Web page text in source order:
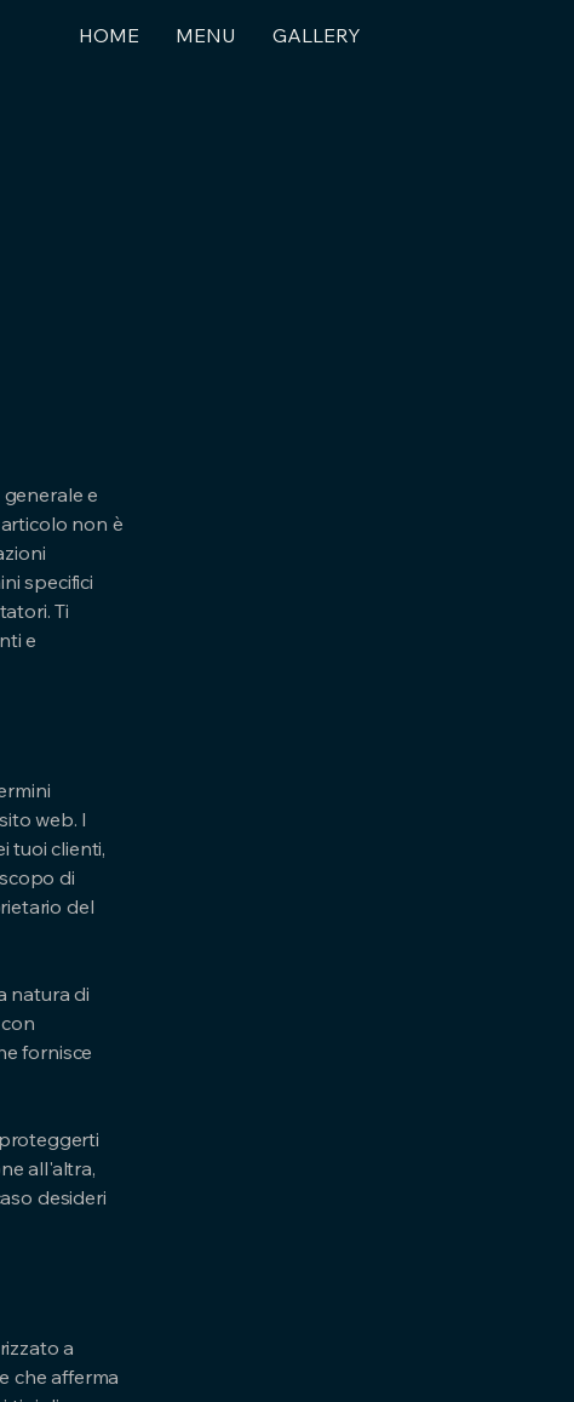
HOME MENU GALLERY
e
non è
specifici
Ti
e
web. I
tuoi clienti,
di
del
natura di
fornisce
all'altra,
desideri
a
che afferma